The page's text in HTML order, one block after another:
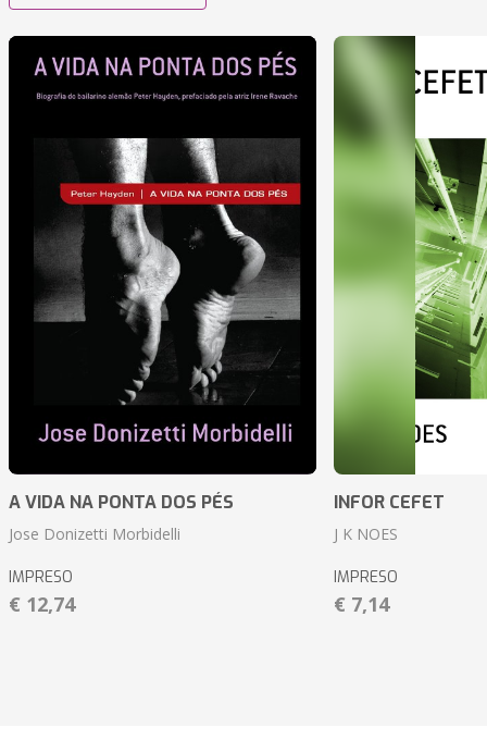
A VIDA NA PONTA DOS PÉS
Jose Donizetti Morbidelli
IMPRESO
€ 12,74
INFOR CEFET
J K NOES
IMPRESO
€ 7,14